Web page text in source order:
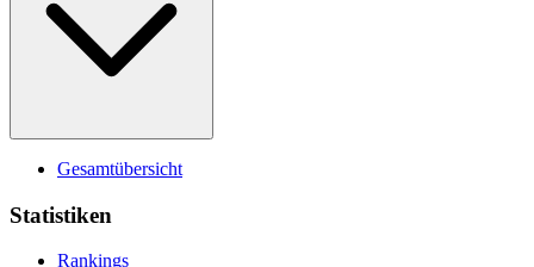
Gesamtübersicht
Statistiken
Rankings